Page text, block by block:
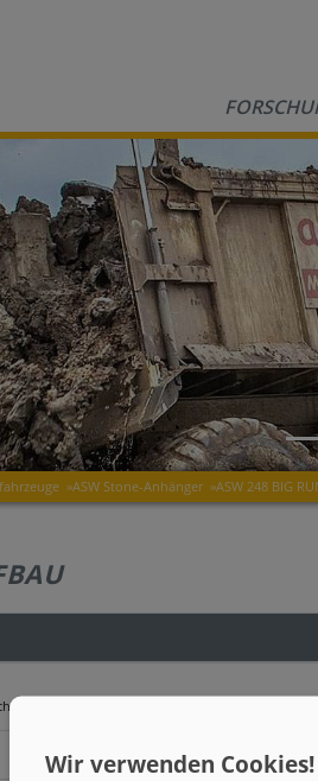
»ASW Stone-Anhänger »ASW 248 BIG
Stahl 400-450 HB (Gesamtlänge incl. 500
Wir verwenden Cookies!